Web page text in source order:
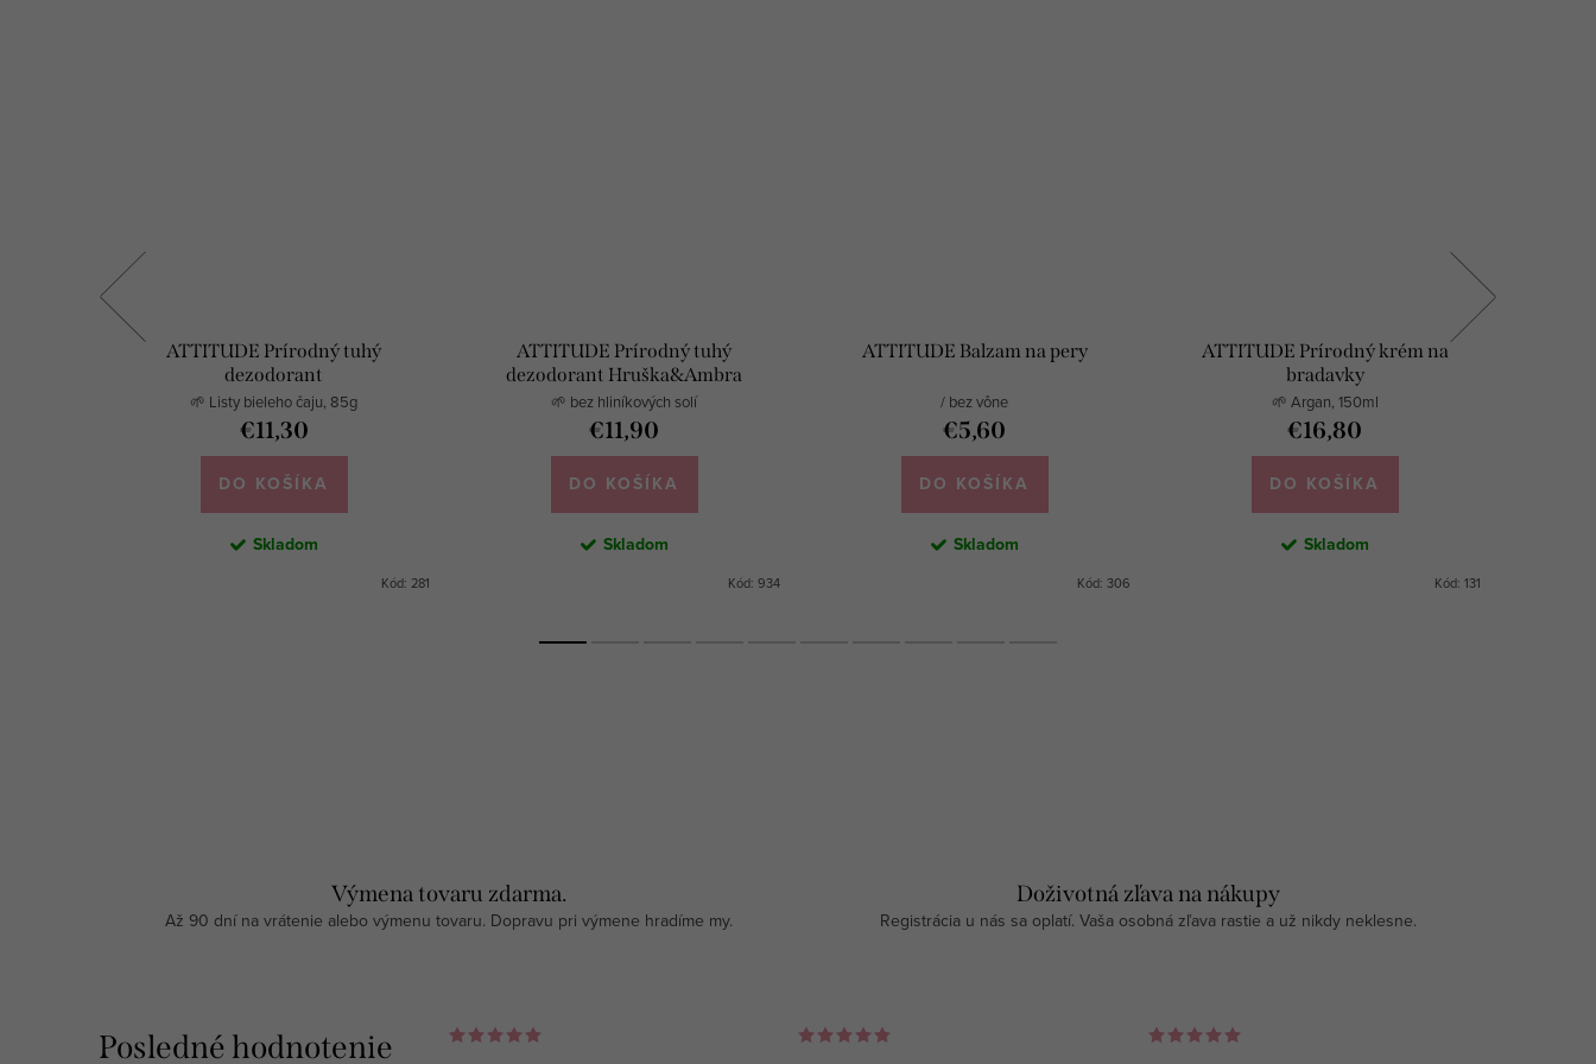
ATTITUDE Prírodný tuhý
dezodorant
🌱 Listy bieleho čaju, 85g
€11,30
DO KOŠÍKA
Skladom
Kód: 281
ATTITUDE Prírodný tuhý
dezodorant Hruška&Ambra
🌱 bez hliníkových solí
€11,90
DO KOŠÍKA
Skladom
Kód: 934
ATTITUDE Balzam na pery
/ bez vône
€5,60
DO KOŠÍKA
Skladom
Kód: 306
ATTITUDE Prírodný krém na
bradavky
🌱 Argan, 150ml
€16,80
DO KOŠÍKA
Skladom
Kód: 131
Výmena tovaru zdarma.
Až 90 dní na vrátenie alebo výmenu tovaru. Dopravu pri výmene hradíme my.
Doživotná zľava na nákupy
Registrácia u nás sa oplatí. Vaša osobná zľava rastie a už nikdy neklesne.
Posledné hodnotenie